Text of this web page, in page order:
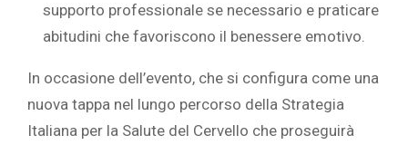
supporto professionale se necessario e praticare
abitudini che favoriscono il benessere emotivo.
In occasione dell’evento, che si configura come una
nuova tappa nel lungo percorso della Strategia
Italiana per la Salute del Cervello che proseguirà